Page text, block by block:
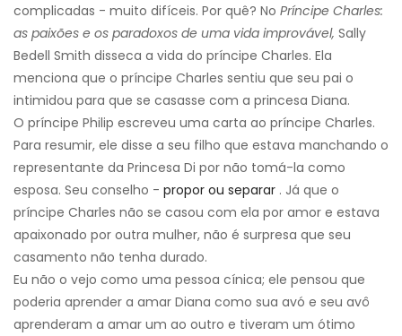
complicadas - muito difíceis. Por quê? No Príncipe Charles:
as paixões e os paradoxos de uma vida improvável, Sally
Bedell Smith disseca a vida do príncipe Charles. Ela
menciona que o príncipe Charles sentiu que seu pai o
intimidou para que se casasse com a princesa Diana.
O príncipe Philip escreveu uma carta ao príncipe Charles.
Para resumir, ele disse a seu filho que estava manchando o
representante da Princesa Di por não tomá-la como
esposa. Seu conselho - propor ou separar . Já que o
príncipe Charles não se casou com ela por amor e estava
apaixonado por outra mulher, não é surpresa que seu
casamento não tenha durado.
Eu não o vejo como uma pessoa cínica; ele pensou que
poderia aprender a amar Diana como sua avó e seu avô
aprenderam a amar um ao outro e tiveram um ótimo